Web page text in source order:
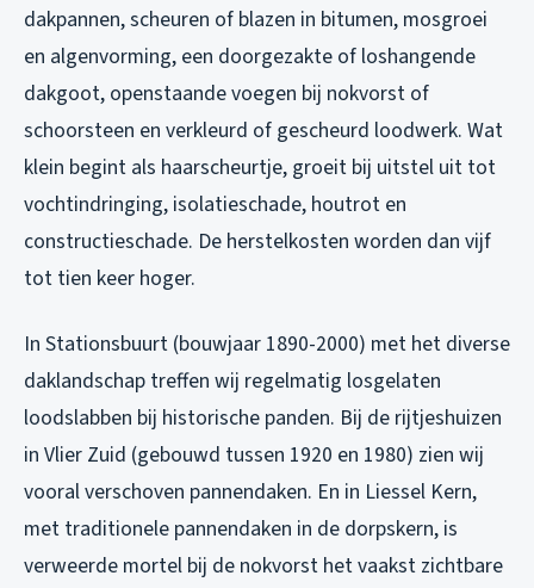
dakpannen, scheuren of blazen in bitumen, mosgroei
en algenvorming, een doorgezakte of loshangende
dakgoot, openstaande voegen bij nokvorst of
schoorsteen en verkleurd of gescheurd loodwerk. Wat
klein begint als haarscheurtje, groeit bij uitstel uit tot
vochtindringing, isolatieschade, houtrot en
constructieschade. De herstelkosten worden dan vijf
tot tien keer hoger.
In Stationsbuurt (bouwjaar 1890-2000) met het diverse
daklandschap treffen wij regelmatig losgelaten
loodslabben bij historische panden. Bij de rijtjeshuizen
in Vlier Zuid (gebouwd tussen 1920 en 1980) zien wij
vooral verschoven pannendaken. En in Liessel Kern,
met traditionele pannendaken in de dorpskern, is
verweerde mortel bij de nokvorst het vaakst zichtbare